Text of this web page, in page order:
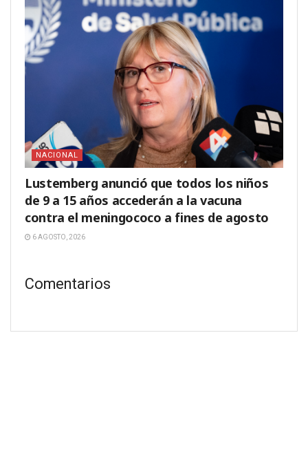
NACIONAL
Lustemberg anunció que todos los niños
de 9 a 15 años accederán a la vacuna
contra el meningococo a fines de agosto
6 AGOSTO, 2026
Comentarios